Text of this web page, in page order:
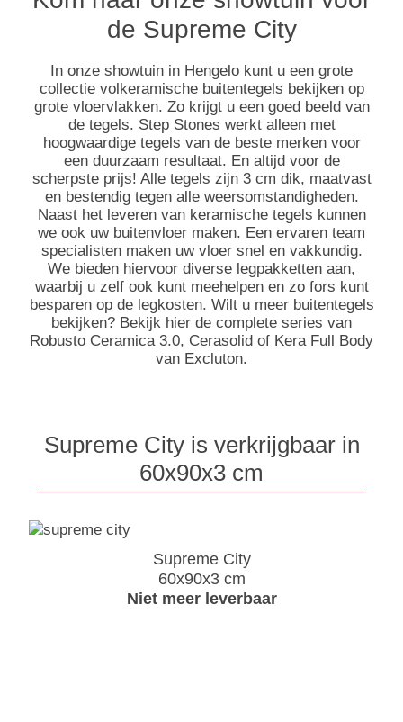
de Supreme City
In onze showtuin in Hengelo kunt u een grote
collectie volkeramische buitentegels bekijken op
grote vloervlakken. Zo krijgt u een goed beeld van
de tegels. Step Stones werkt alleen met
hoogwaardige tegels van de beste merken voor
een duurzaam resultaat. En altijd voor de
scherpste prijs! Alle tegels zijn 3 cm dik, maatvast
en bestendig tegen alle weersomstandigheden.
Naast het leveren van keramische tegels kunnen
we ook uw buitenvloer maken. Een ervaren team
specialisten maken uw vloer snel en vakkundig.
We bieden hiervoor diverse legpakketten aan,
waarbij u zelf ook kunt meehelpen en zo fors kunt
besparen op de legkosten. Wilt u meer buitentegels
bekijken? Bekijk hier de complete series van
Robusto Ceramica 3.0, Cerasolid of Kera Full Body
van Excluton.
Supreme City is verkrijgbaar in
60x90x3 cm
Supreme City
60x90x3 cm
Niet meer leverbaar